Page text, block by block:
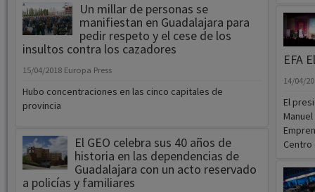
Un millar de personas se
manifiestan en Guadalajara para
pedir respeto y el cese de los
insultos contra los cazadores
15/04/2018 Europa Press
Hubo concentraciones en las cinco capitales de
provincia
El GEO celebra sus 40 años de
historia en las dependencias de
Guadalajara con un acto reservado
a policías y familiares
EFA
14/04/
El
Centro